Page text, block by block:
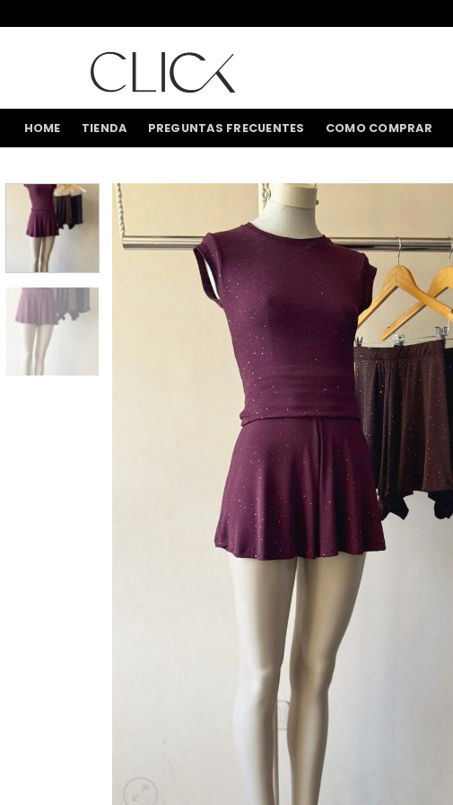
al
HOME TIENDA PREGUNTAS FRECUENTES COMO COMPRAR